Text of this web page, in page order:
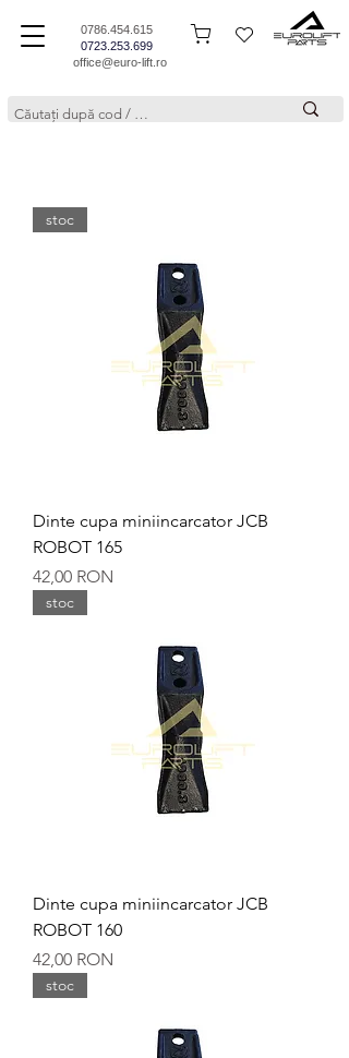
0786.454.615
0723.253.699
office@euro-lift.ro
stoc
Dinte cupa miniincarcator JCB
ROBOT 165
Preț
42,00 RON
stoc
Dinte cupa miniincarcator JCB
ROBOT 160
Preț
42,00 RON
stoc